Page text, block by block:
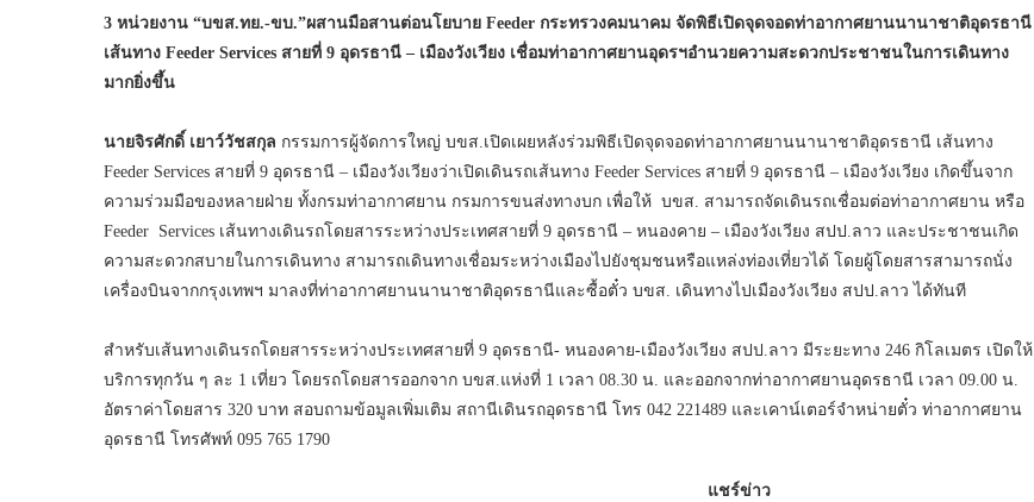
3 หน่วยงาน “บขส.ทย.-ขบ.”ผสานมือสานต่อนโยบาย Feeder กระทรวงคมนาคม จัดพิธีเปิดจุดจอดท่าอากาศยานนานาชาติอุดรธานี
เส้นทาง Feeder Services สายที่ 9 อุดรธานี – เมืองวังเวียง เชื่อมท่าอากาศยานอุดรฯอำนวยความสะดวกประชาชนในการเดินทาง
มากยิ่งขึ้น
นายจิรศักดิ์ เยาว์วัชสกุล กรรมการผู้จัดการใหญ่ บขส.เปิดเผยหลังร่วมพิธีเปิดจุดจอดท่าอากาศยานนานาชาติอุดรธานี เส้นทาง
Feeder Services สายที่ 9 อุดรธานี – เมืองวังเวียงว่าเปิดเดินรถเส้นทาง Feeder Services สายที่ 9 อุดรธานี – เมืองวังเวียง เกิดขึ้นจาก
ความร่วมมือของหลายฝ่าย ทั้งกรมท่าอากาศยาน กรมการขนส่งทางบก เพื่อให้ บขส. สามารถจัดเดินรถเชื่อมต่อท่าอากาศยาน หรือ
Feeder Services เส้นทางเดินรถโดยสารระหว่างประเทศสายที่ 9 อุดรธานี – หนองคาย – เมืองวังเวียง สปป.ลาว และประชาชนเกิด
ความสะดวกสบายในการเดินทาง สามารถเดินทางเชื่อมระหว่างเมืองไปยังชุมชนหรือแหล่งท่องเที่ยวได้ โดยผู้โดยสารสามารถนั่ง
เครื่องบินจากกรุงเทพฯ มาลงที่ท่าอากาศยานนานาชาติอุดรธานีและซื้อตั๋ว บขส. เดินทางไปเมืองวังเวียง สปป.ลาว ได้ทันที
สำหรับเส้นทางเดินรถโดยสารระหว่างประเทศสายที่ 9 อุดรธานี- หนองคาย-เมืองวังเวียง สปป.ลาว มีระยะทาง 246 กิโลเมตร เปิดให้
บริการทุกวัน ๆ ละ 1 เที่ยว โดยรถโดยสารออกจาก บขส.แห่งที่ 1 เวลา 08.30 น. และออกจากท่าอากาศยานอุดรธานี เวลา 09.00 น.
อัตราค่าโดยสาร 320 บาท สอบถามข้อมูลเพิ่มเติม สถานีเดินรถอุดรธานี โทร 042 221489 และเคาน์เตอร์จำหน่ายตั๋ว ท่าอากาศยาน
อุดรธานี โทรศัพท์ 095 765 1790
แชร์ข่าว